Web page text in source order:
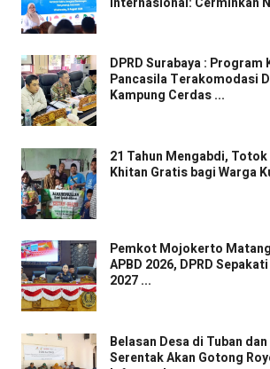
DPRD Surabaya : Program
Pancasila Terakomodasi
Kampung Cerdas ...
21 Tahun Mengabdi,
Khitan Gratis bagi Warga
Pemkot Mojokerto
APBD 2026, DPRD
2027 ...
Belasan Desa di Tuban
Serentak Akan Gotong